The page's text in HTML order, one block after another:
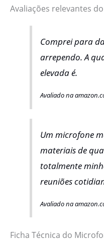
Avaliações relevantes
Comprei para
arrependo. A
elevada é.
Avaliado na
Um microfone
materiais de
totalmente
reuniões
Avaliado na
Ficha Técnica do